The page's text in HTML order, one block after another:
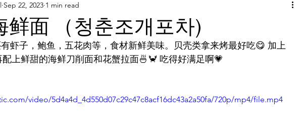
抱川 江原道 釜山美食
济州景点 济州咖啡厅 水原 首尔市区景点 首尔美食
鲜面 （청춘조개포차)
Sep 22, 2023 1 min read
虾子，鲍鱼，五花肉等，食材新鲜美味。贝壳类拿来烤最好吃😋 加上
上鲜甜的海鲜刀削面和花蟹拉面🍜🦀️ 吃得好满足啊💗
video/5d4a4d_4d550d07c29c47c8acf16dc43a2a50fa/720p/mp4/file.mp4